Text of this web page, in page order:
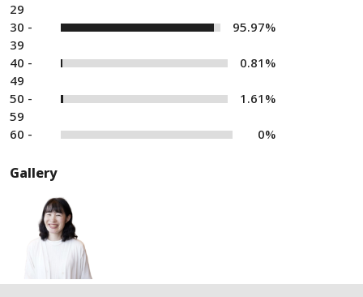
29
30 -
39
95.97%
40 -
49
0.81%
50 -
59
1.61%
60 - 0%
Gallery